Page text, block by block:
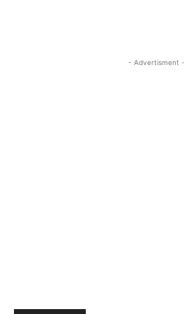
- Advertisment -